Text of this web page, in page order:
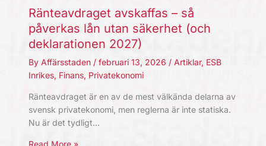
Ränteavdraget avskaffas – så
påverkas lån utan säkerhet (och
deklarationen 2027)
By Affärsstaden / februari 13, 2026 / Artiklar, ESB
Inrikes, Finans, Privatekonomi
Ränteavdraget är en av de mest välkända delarna av
svensk privatekonomi, men reglerna är inte statiska.
Nu är det tydligt…
Read More »